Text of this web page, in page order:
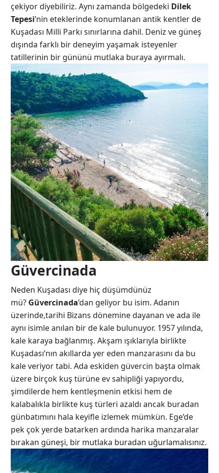
çekiyor diyebiliriz. Aynı zamanda bölgedeki Dilek
Tepesi’nin eteklerinde konumlanan antik kentler de
Kuşadası Milli Parkı sınırlarına dahil. Deniz ve güneş
dışında farklı bir deneyim yaşamak isteyenler
tatillerinin bir gününü mutlaka buraya ayırmalı.
Güvercinada
Neden Kuşadası diye hiç düşümdünüz
mü? Güvercinada’dan geliyor bu isim. Adanın
üzerinde,tarihi Bizans dönemine dayanan ve ada ile
aynı isimle anılan bir de kale bulunuyor. 1957 yılında,
kale karaya bağlanmış. Akşam ışıklarıyla birlikte
Kuşadası’nın akıllarda yer eden manzarasını da bu
kale veriyor tabi. Ada eskiden güvercin başta olmak
üzere birçok kuş türüne ev sahipliği yapıyordu,
şimdilerde hem kentleşmenin etkisi hem de
kalabalıkla birlikte kuş türleri azaldı ancak buradan
günbatımını hala keyifle izlemek mümkün. Ege’de
pek çok yerde batarken ardında harika manzaralar
bırakan güneşi, bir mutlaka buradan uğurlamalısınız.